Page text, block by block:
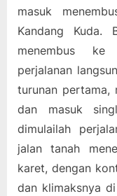
masuk
Kandang Kuda.
menembus ke
perjalanan
turunan pertama,
dan masuk
dimulailah
jalan tanah
karet, dengan
dan klimaksnya